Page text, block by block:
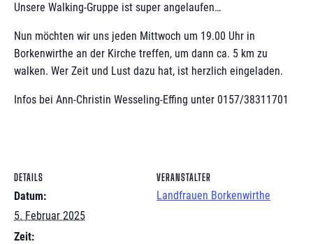
Unsere Walking-Gruppe ist super angelaufen…
Nun möchten wir uns jeden Mittwoch um 19.00 Uhr in
Borkenwirthe an der Kirche treffen, um dann ca. 5 km zu
walken. Wer Zeit und Lust dazu hat, ist herzlich eingeladen.
Infos bei Ann-Christin Wesseling-Effing unter 0157/38311701
DETAILS
Datum:
5. Februar 2025
Zeit:
VERANSTALTER
Landfrauen Borkenwirthe